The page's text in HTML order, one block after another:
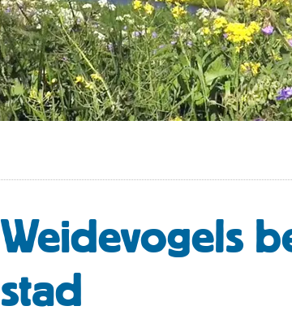
Weidevogels
stad